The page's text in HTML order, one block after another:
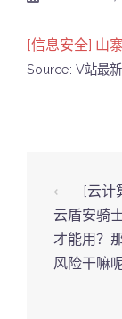
[信息安全] 山
Source: V站最
Post
⟵
[云计
云盾安骑
才能用？
风险干嘛呢